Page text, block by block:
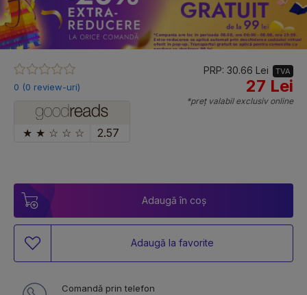
0 (0 review-uri)
★ ★ ☆ ☆ ☆ 2.57
PRP: 30.66 Lei TVA
27 Lei
*preț valabil exclusiv online
Adaugă în coș
Adaugă la favorite
Comandă prin telefon